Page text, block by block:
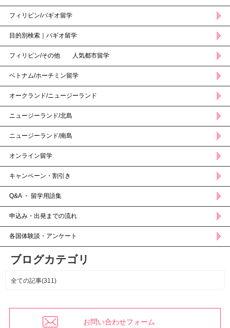
フィリピン/バギオ留学
目的別検索｜バギオ留学
フィリピン/その他 人気都市留学
ベトナム/ホーチミン留学
オークランド/ニュージーランド
ニュージーランド/北島
ニュージーランド/南島
オンライン留学
キャンペーン・割引き
Q&A ・ 留学用語集
申込み・出発までの流れ
各国体験談・アンケート
ブログカテゴリ
全ての記事(311)
お問い合わせフォーム